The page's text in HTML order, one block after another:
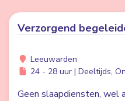
Verzorgend
Leeuwarden
24 - 28 uur | Deeltijds,
Geen slaapdiensten,